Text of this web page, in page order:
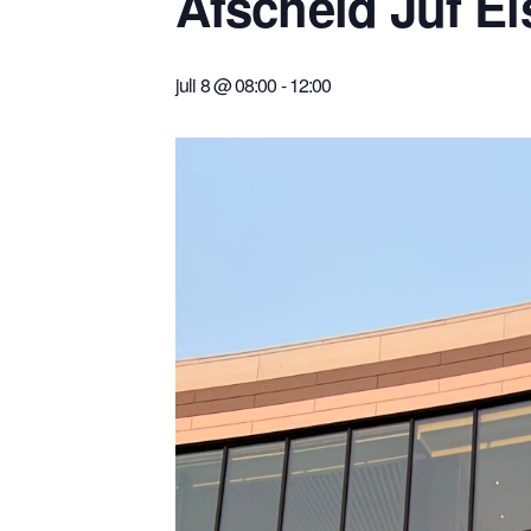
juli 8 @ 08:00-12:00